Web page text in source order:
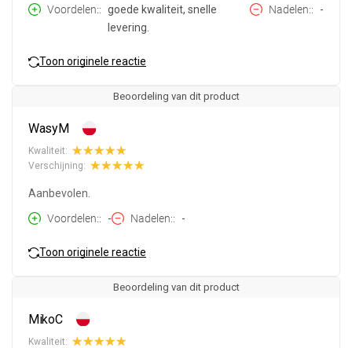
Voordelen:
goede kwaliteit, snelle
levering.
Nadelen: -
Toon originele reactie
Beoordeling van dit product
WasyM
Kwaliteit:
Verschijning:
Aanbevolen.
Voordelen:
- Nadelen: -
Toon originele reactie
Beoordeling van dit product
MikoC
Kwaliteit: